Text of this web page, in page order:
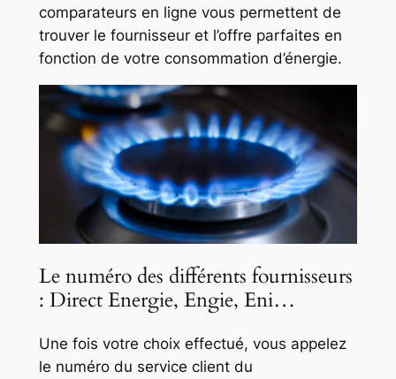
comparateurs en ligne vous permettent de
trouver le fournisseur et l’offre parfaites en
fonction de votre consommation d’énergie.
Le numéro des différents fournisseurs
: Direct Energie, Engie, Eni…
Une fois votre choix effectué, vous appelez
le numéro du service client du